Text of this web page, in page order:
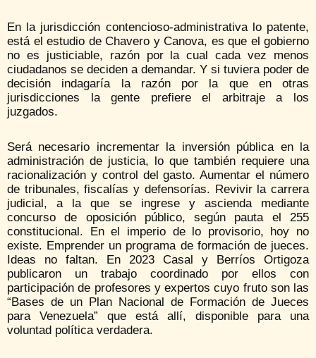
En la jurisdicción contencioso-administrativa lo patente,
está el estudio de Chavero y Canova, es que el gobierno
no es justiciable, razón por la cual cada vez menos
ciudadanos se deciden a demandar. Y si tuviera poder de
decisión indagaría la razón por la que en otras
jurisdicciones la gente prefiere el arbitraje a los
juzgados.
Será necesario incrementar la inversión pública en la
administración de justicia, lo que también requiere una
racionalización y control del gasto. Aumentar el número
de tribunales, fiscalías y defensorías. Revivir la carrera
judicial, a la que se ingrese y ascienda mediante
concurso de oposición público, según pauta el 255
constitucional. En el imperio de lo provisorio, hoy no
existe. Emprender un programa de formación de jueces.
Ideas no faltan. En 2023 Casal y Berríos Ortigoza
publicaron un trabajo coordinado por ellos con
participación de profesores y expertos cuyo fruto son las
“Bases de un Plan Nacional de Formación de Jueces
para Venezuela” que está allí, disponible para una
voluntad política verdadera.